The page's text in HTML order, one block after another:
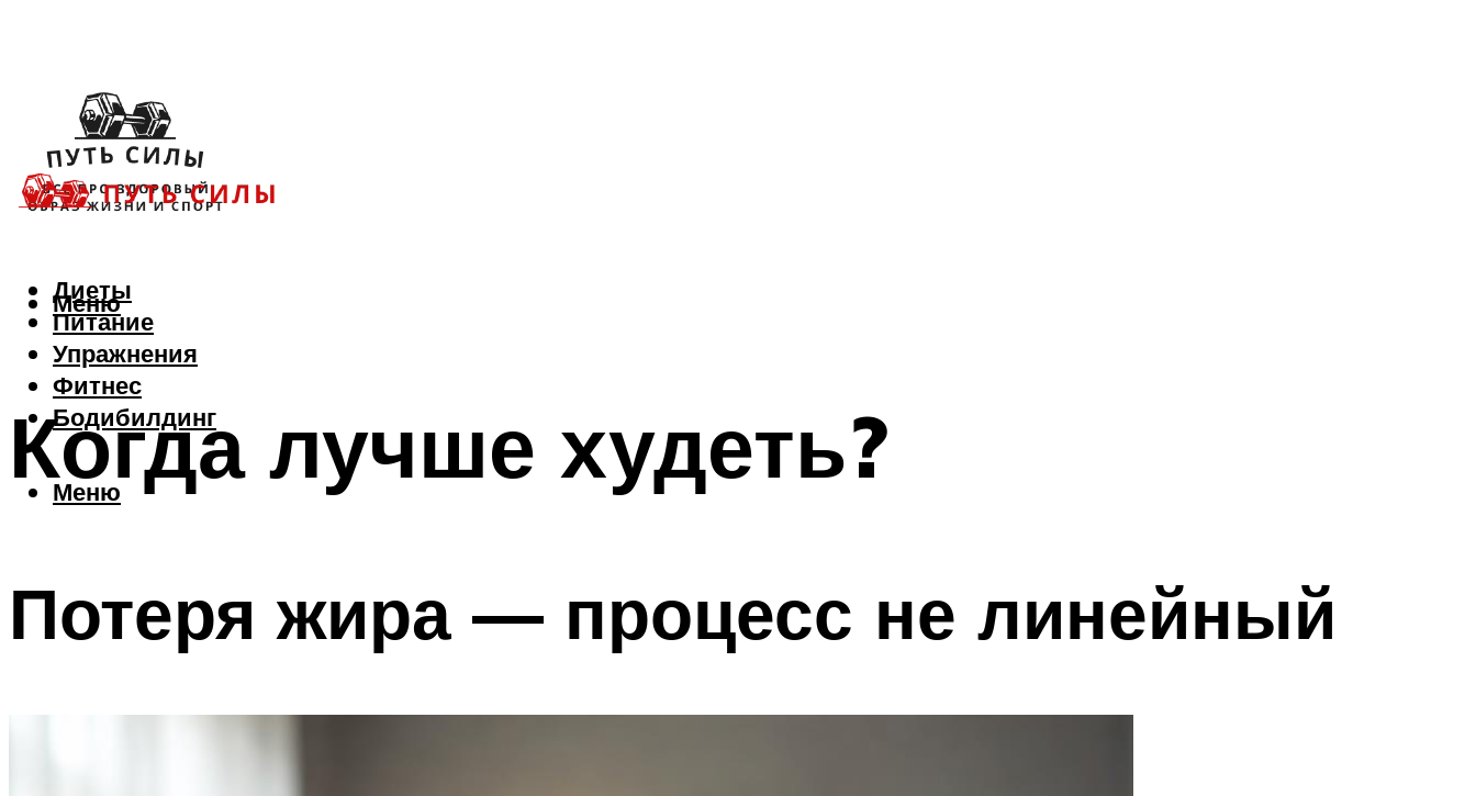
Диеты
Питание
Упражнения
Фитнес
Бодибилдинг
Меню
Меню
Когда лучше худеть?
Потеря жира — процесс не линейный